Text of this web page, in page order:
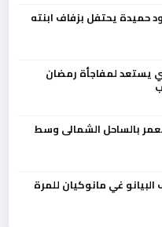
حميدة يحتفل بزفاف ابنته
يستعد لمفاجأة رمضان
بالساحل الشمالى وسط
غي مانوكيان للمرة